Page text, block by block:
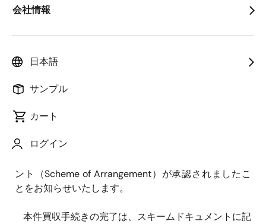
会社情報
日本語
サンプル
カート
ログイン
2021年4月10日
８日付「英国Dialog社の買収手続き開始の合意につい
に係るスキームドキュメントの発送に関するお知ら
判所の指示に従って招集される英国Dialog
社)の株主集会およびDialog社の株主総会における決議
ント（Scheme of Arrangement）が承認されましたこ
とをお知らせいたします。
本件買収手続きの完了は、スキームドキュメントに記